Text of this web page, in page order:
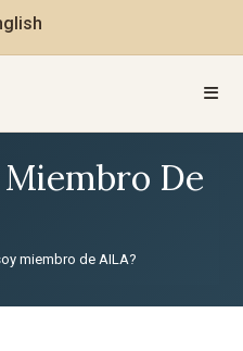
De
miembro de AILA?